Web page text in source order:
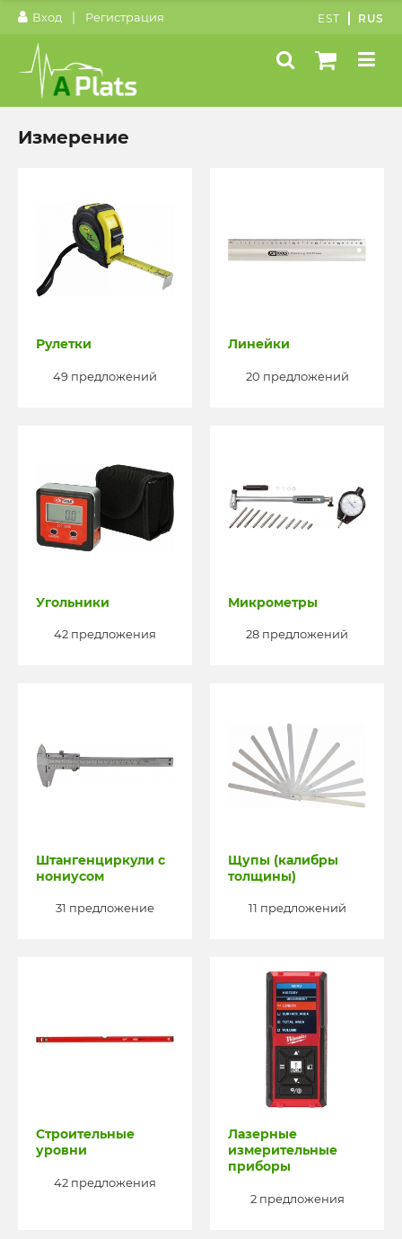
Вход | Регистрация EST RUS
Измерение
Рулетки
49 предложений
Линейки
20 предложений
Угольники
42 предложения
Микрометры
28 предложений
Штангенциркули с
нониусом
31 предложение
Щупы (калибры
толщины)
11 предложений
Строительные
уровни
42 предложения
Лазерные
измерительные
приборы
2 предложения